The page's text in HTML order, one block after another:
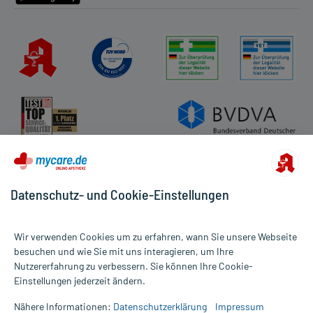
Alle Preise gelten inkl. MwSt., ggf. zzgl. Versandkosten
Informationen auf dieser Website werden ausschließlich für
Datenschutz- und Cookie-Einstellungen
Wir verwenden Cookies um zu erfahren, wann Sie unsere Webseite
besuchen und wie Sie mit uns interagieren, um Ihre
Nutzererfahrung zu verbessern. Sie können Ihre Cookie-
Einstellungen jederzeit ändern.
Nähere Informationen: Datenschutzerklärung Impressum